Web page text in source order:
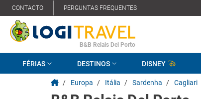
CONTACTO PERGUNTAS FREQUENTES
B&B Relais Del Porto
FÉRIAS DESTINOS DISNEY
/ Europa / Itália / Sardenha / Cagliari